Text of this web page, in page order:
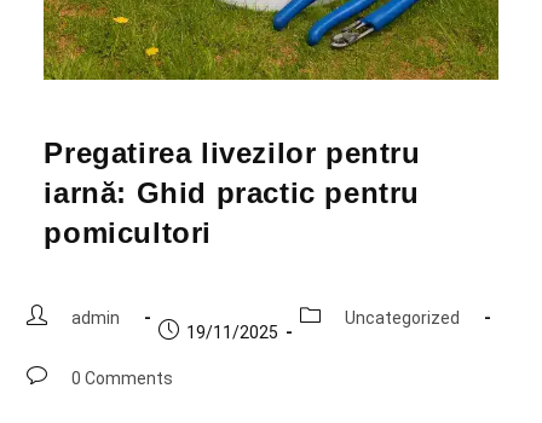
Pregatirea livezilor pentru
iarnă: Ghid practic pentru
pomicultori
admin
19/11/2025
Uncategorized
0 Comments